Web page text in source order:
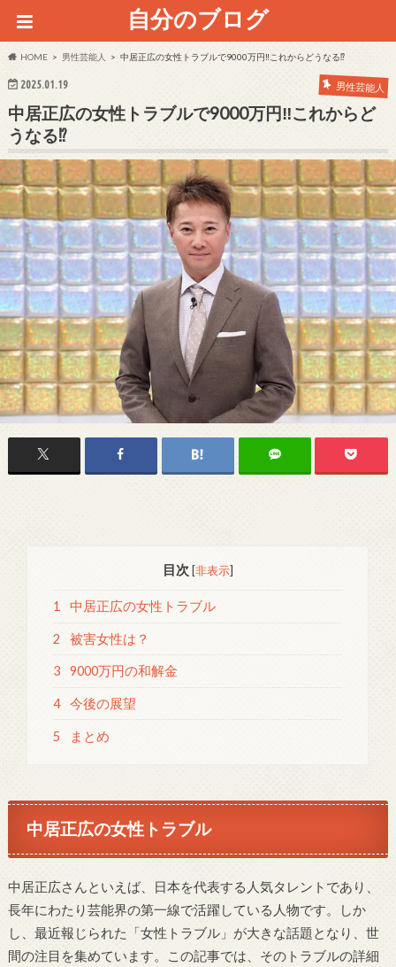
自分のブログ
HOME 男性芸能人 中居正広の女性トラブルで9000万円‼これからどうなる⁉
2025.01.19 男性芸能人
中居正広の女性トラブルで9000万円‼これからど
うなる⁉
目次 [非表示]
1 中居正広の女性トラブル
2 被害女性は？
3 9000万円の和解金
4 今後の展望
5 まとめ
中居正広の女性トラブル
中居正広さんといえば、日本を代表する人気タレントであり、
長年にわたり芸能界の第一線で活躍している人物です。しか
し、最近報じられた「女性トラブル」が大きな話題となり、世
間の注目を集めています。この記事では、そのトラブルの詳細